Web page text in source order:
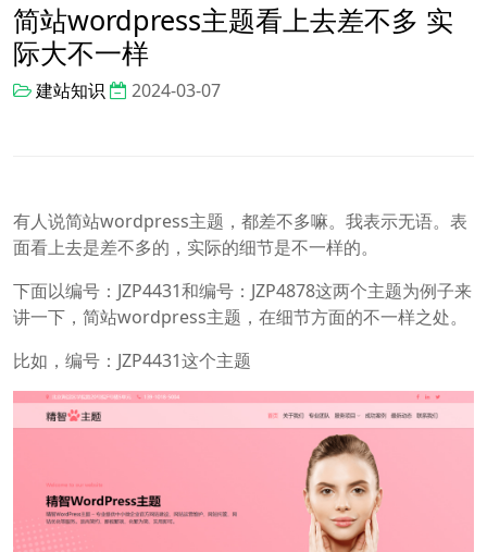
简站wordpress主题看上去差不多 实
际大不一样
建站知识 2024-03-07
有人说简站wordpress主题，都差不多嘛。我表示无语。表
面看上去是差不多的，实际的细节是不一样的。
下面以编号：JZP4431和编号：JZP4878这两个主题为例子来
讲一下，简站wordpress主题，在细节方面的不一样之处。
比如，编号：JZP4431这个主题